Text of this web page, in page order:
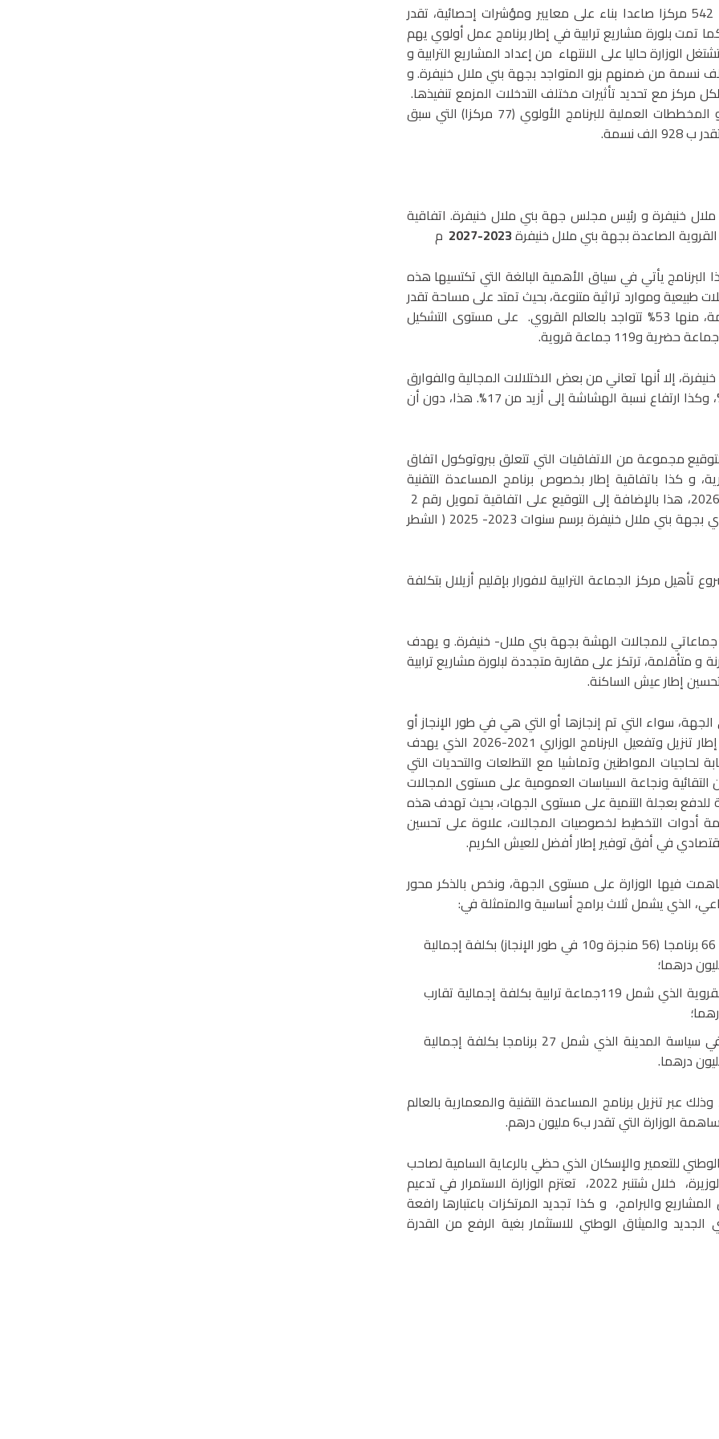
وجاء في ذات البلاغ، أنه تمت بلورة خريطة وطنية تغطي 542 مركزا صاعدا بناء على معايير ومؤشرات إحصائية، تقدر
القروية كما تمت بلورة مشاريع ترابية في إطار برنامج عمل أولوي يهم
الوزارة حاليا على الانتهاء من إعداد المشاريع الترابية و
الخاصة ب 12 مركزا نموذجيا جهويا تسكنه 127 الف نسمة من ضمنهم بزو المتواجد بجهة بني ملال خنيفرة. و
مع تحديد تأثيرات مختلف التدخلات المزمع تنفيذها.
كما ستعمل الوزارة على إطلاق إنجاز المشاريع الترابية و المخططات العملية للبرنامج الأولوي (77 مركزا) التي سبق
نسمة.
خنيفرة و رئيس مجلس جهة بني ملال خنيفرة. اتفاقية
القروية الصاعدة بجهة بني ملال خنيفرة2023-2027
م
البرنامج يأتي في سياق الأهمية البالغة التي تكتسيها هذه
طبيعية وموارد تراثية متنوعة، بحيث تمتد على مساحة تقدر
ب 28.088 كلم² و يصل عدد ساكنتها إلى 2.520.776 نسمة، منها 53% تتواجد بالعالم القروي. على مستوى التشكيل
إلا أنها تعاني من بعض الاختلالات المجالية والفوارق
الاجتماعية التي تتسم بارتفاع نسبة الفقر إلى أكثر من 14%، وكذا ارتفاع نسبة الهشاشة إلى أزيد من 17%. هذا، دون أن
مجموعة من الاتفاقيات التي تتعلق ببروتوكول اتفاق
و كذا باتفاقية إطار بخصوص برنامج المساعدة التقنية
من اجل انجاز برنامج تأهيل الجماعات الترابية بالوسط القروي بجهة بني ملال خنيفرة برسم سنوات 2023- 2025 ( الشطر
مركز الجماعة الترابية لافورار بإقليم أزيلال بتكلفة
جماعاتي للمجالات الهشة بجهة بني ملال- خنيفرة. و يهدف
و متأقلمة، ترتكز على مقاربة متجددة لبلورة مشاريع ترابية
إطار عيش الساكنة.
سواء التي تم إنجازها أو التي هي في طور الإنجاز أو
تلك التي تم إعطاء انطلاقتها خلال هذه الزيارة، تندرج في إطار تنزيل وتفعيل البرنامج الوزاري 2021-2026 الذي يهدف
لحاجيات المواطنين وتماشيا مع التطلعات والتحديات التي
التقائية ونجاعة السياسات العمومية على مستوى المجالات
للدفع بعجلة التنمية على مستوى الجهات، بحيث تهدف هذه
أدوات التخطيط لخصوصيات المجالات، علاوة على تحسين
في أفق توفير إطار أفضل للعيش الكريم.
فيها الوزارة على مستوى الجهة، ونخص بالذكر محور
الذي يشمل ثلاث برامج أساسية والمتمثلة في:
التأهيل الحضري وهيكلة الأحياء ناقصة التجهيز الذي شمل 66 برنامجا (56 منجزة و10 في طور الإنجاز) بكلفة إجمالية
مواكبة الورش الجهوي عبر آلية تأهيل الجماعات الترابية القروية الذي شمل 119جماعة ترابية بكلفة إجمالية تقارب
الرقي بالمدن والمراكز عبر آلية التأهيل الحضري المندمج في سياسة المدينة الذي شمل 27 برنامجا بكلفة إجمالية
عبر تنزيل برنامج المساعدة التقنية والمعمارية بالعالم
للتعمير والإسكان الذي حظي بالرعاية السامية لصاحب
الجلالة الملك محمد السادس نصره الله، و الذي أطلقته الوزيرة، خلال شتنبر 2022، تعتزم الوزارة الاستمرار في تدعيم
والبرامج، و كذا تجديد المرتكزات باعتبارها رافعة
والميثاق الوطني للاستثمار بغية الرفع من القدرة